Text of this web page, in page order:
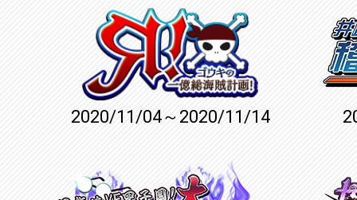
2020/11/04～2020/11/14